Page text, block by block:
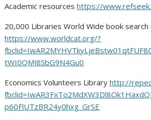
Academic resourceshttps://
20,000 Libraries World Wide book search
https://www.worldcat.org/?
tWI0QMJ8SbG9N4Gu0
Economics Volunteers Libraryhttp://
p60FlUTzBR24y0hxg_GrSE